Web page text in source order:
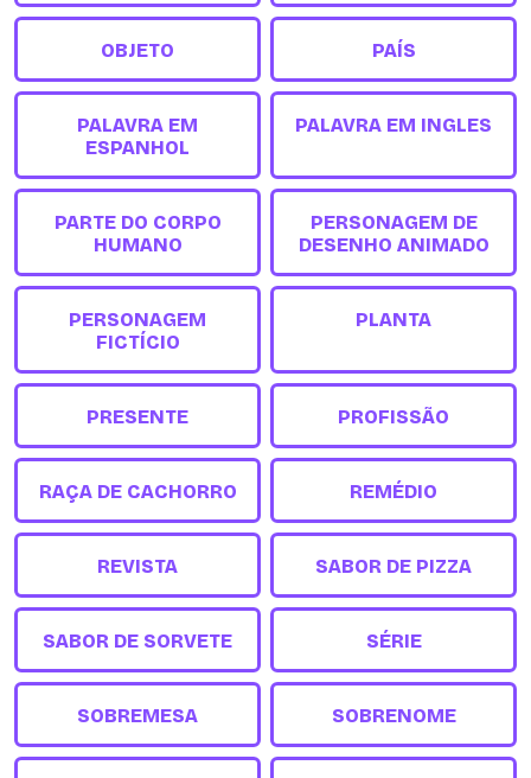
OBJETO PAÍS
PALAVRA EM
ESPANHOL
PALAVRA EM INGLES
PARTE DO CORPO
HUMANO
PERSONAGEM DE
DESENHO ANIMADO
PERSONAGEM
FICTÍCIO
PLANTA
PRESENTE PROFISSÃO
RAÇA DE CACHORRO REMÉDIO
REVISTA SABOR DE PIZZA
SABOR DE SORVETE SÉRIE
SOBREMESA SOBRENOME